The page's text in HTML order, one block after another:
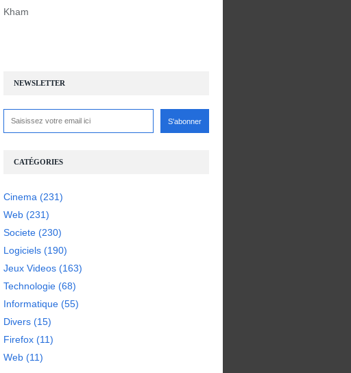
NEWSLETTER
CATÉGORIES
Cinema (231)
Web (231)
Societe (230)
Logiciels (190)
Jeux Videos (163)
Technologie (68)
Informatique (55)
Divers (15)
Firefox (11)
Web (11)
Kham